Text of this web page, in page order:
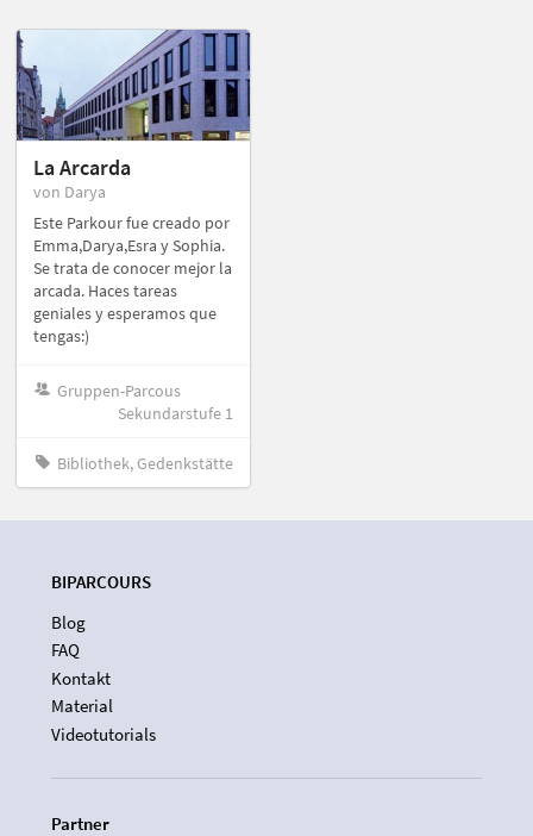
La Arcarda
von Darya
Este Parkour fue creado por
Emma,Darya,Esra y Sophia.
Se trata de conocer mejor la
arcada. Haces tareas
geniales y esperamos que
tengas:)
Gruppen-Parcous
Sekundarstufe 1
Bibliothek, Gedenkstätte
BIPARCOURS
Blog
FAQ
Kontakt
Material
Videotutorials
Partner